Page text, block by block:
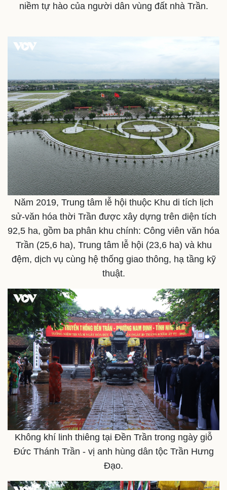
Kinh tế
Bất động sản
Khởi nghiệp
Thị trường
Giá vàng
Tiêu dùng
Tỷ giá
Chứng khoán
Giá cà phê
niềm tự hào của người dân vùng đất nhà Trần.
Năm 2019, Trung tâm lễ hội thuộc Khu di tích lịch
sử-văn hóa thời Trần được xây dựng trên diện tích
92,5 ha, gồm ba phân khu chính: Công viên văn hóa
Trần (25,6 ha), Trung tâm lễ hội (23,6 ha) và khu
đệm, dịch vụ cùng hệ thống giao thông, hạ tầng kỹ
thuật.
Không khí linh thiêng tại Đền Trần trong ngày giỗ
Đức Thánh Trần - vị anh hùng dân tộc Trần Hưng
Đạo.